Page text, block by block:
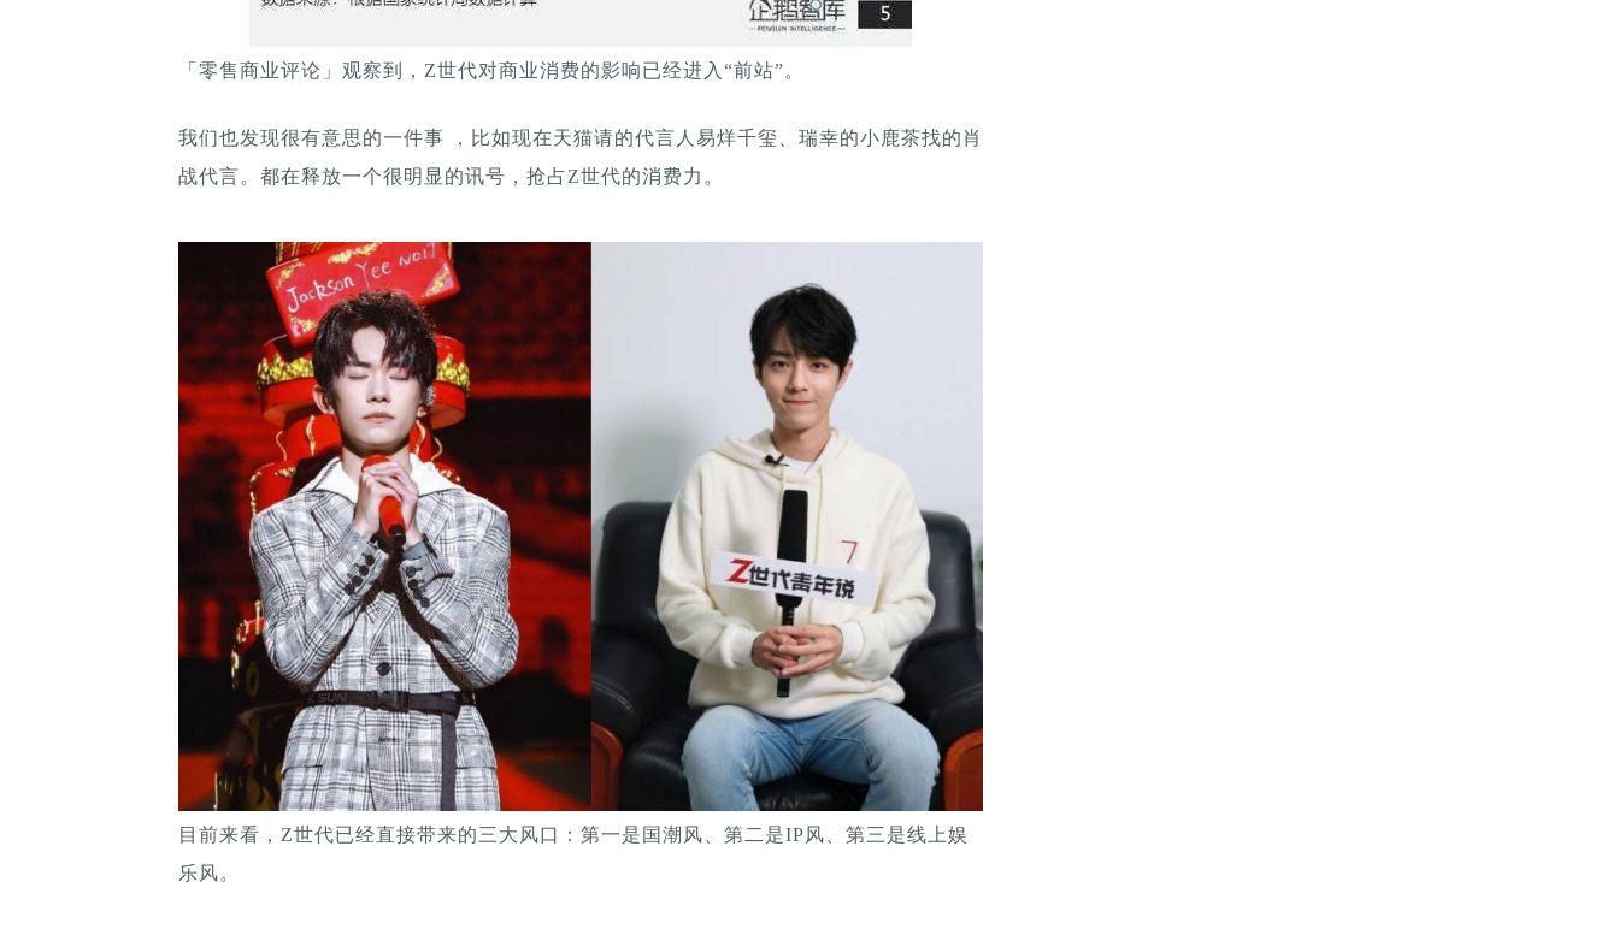
「零售商业评论」观察到，Z世代对商业消费的影响已经进入“前站”。
我们也发现很有意思的一件事 ，比如现在天猫请的代言人易烊千玺、瑞幸的小鹿茶找的肖
战代言。都在释放一个很明显的讯号，抢占Z世代的消费力。
目前来看，Z世代已经直接带来的三大风口：第一是国潮风、第二是IP风、第三是线上娱
乐风。